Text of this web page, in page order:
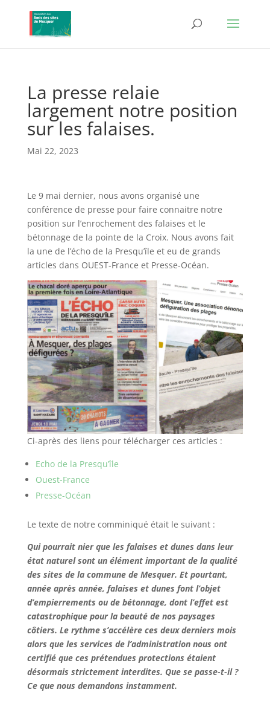
La presse relaie
largement notre position
sur les falaises.
Mai 22, 2023
Le 9 mai dernier, nous avons organisé une
conférence de presse pour faire connaitre notre
position sur l’enrochement des falaises et le
bétonnage de la pointe de la Croix. Nous avons fait
la une de l’écho de la Presqu’île et eu de grands
articles dans OUEST-France et Presse-Océan.
Ci-après des liens pour télécharger ces articles :
Echo de la Presqu’île
Ouest-France
Presse-Océan
Le texte de notre comminiqué était le suivant :
Qui pourrait nier que les falaises et dunes dans leur
état naturel sont un élément important de la qualité
des sites de la commune de Mesquer. Et pourtant,
année après année, falaises et dunes font l’objet
d’empierrements ou de bétonnage, dont l’effet est
catastrophique pour la beauté de nos paysages
côtiers. Le rythme s’accélère ces deux derniers mois
alors que les services de l’administration nous ont
certifié que ces prétendues protections étaient
désormais strictement interdites. Que se passe-t-il ?
Ce que nous demandons instamment.